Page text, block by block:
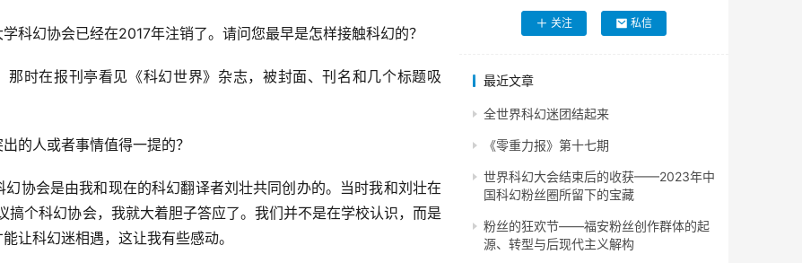
科幻协会已经在2017年注销了。请问您最早是怎样接触科幻的？
时在报刊亭看见《科幻世界》杂志，被封面、刊名和几个标题吸
的人或者事情值得一提的？
协会是由我和现在的科幻翻译者刘壮共同创办的。当时我和刘壮在
个科幻协会，我就大着胆子答应了。我们并不是在学校认识，而是
让科幻迷相遇，这让我有些感动。
关注 私信
最近文章
全世界科幻迷团结起来
《零重力报》第十七期
世界科幻大会结束后的收获——2023年中
国科幻粉丝圈所留下的宝藏
粉丝的狂欢节——福安粉丝创作群体的起
源、转型与后现代主义解构